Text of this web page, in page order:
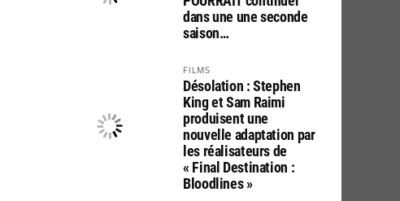
dans une une seconde
saison…
FILMS
Désolation : Stephen
King et Sam Raimi
produisent une
nouvelle adaptation par
les réalisateurs de
« Final Destination :
Bloodlines »